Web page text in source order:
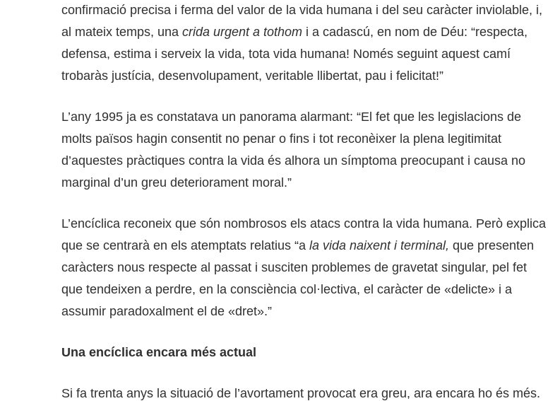
confirmació precisa i ferma del valor de la vida humana i del seu caràcter inviolable, i,
al mateix temps, una crida urgent a tothom i a cadascú, en nom de Déu: “respecta,
defensa, estima i serveix la vida, tota vida humana! Només seguint aquest camí
trobaràs justícia, desenvolupament, veritable llibertat, pau i felicitat!”
L’any 1995 ja es constatava un panorama alarmant: “El fet que les legislacions de
molts països hagin consentit no penar o fins i tot reconèixer la plena legitimitat
d’aquestes pràctiques contra la vida és alhora un símptoma preocupant i causa no
marginal d’un greu deteriorament moral.”
L’encíclica reconeix que són nombrosos els atacs contra la vida humana. Però explica
que se centrarà en els atemptats relatius “a la vida naixent i terminal, que presenten
caràcters nous respecte al passat i susciten problemes de gravetat singular, pel fet
que tendeixen a perdre, en la consciència col·lectiva, el caràcter de «delicte» i a
assumir paradoxalment el de «dret».”
Una encíclica encara més actual
Si fa trenta anys la situació de l’avortament provocat era greu, ara encara ho és més.